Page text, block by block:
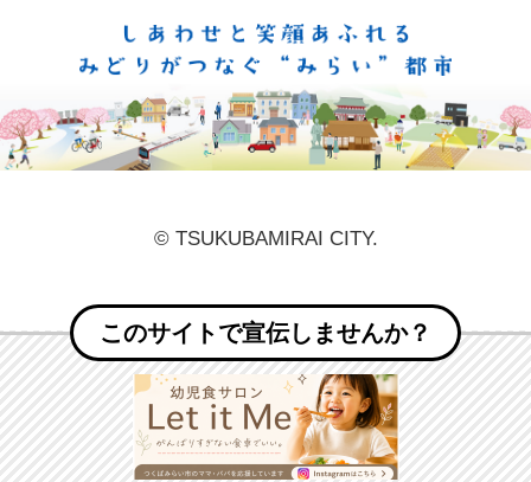
© TSUKUBAMIRAI CITY.
このサイトで宣伝しませんか？